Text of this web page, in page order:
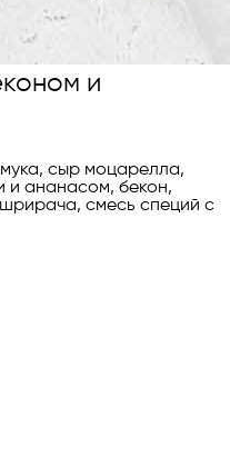
и
сыр моцарелла,
и ананасом, бекон,
смесь специй с